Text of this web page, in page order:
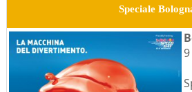
Speciale